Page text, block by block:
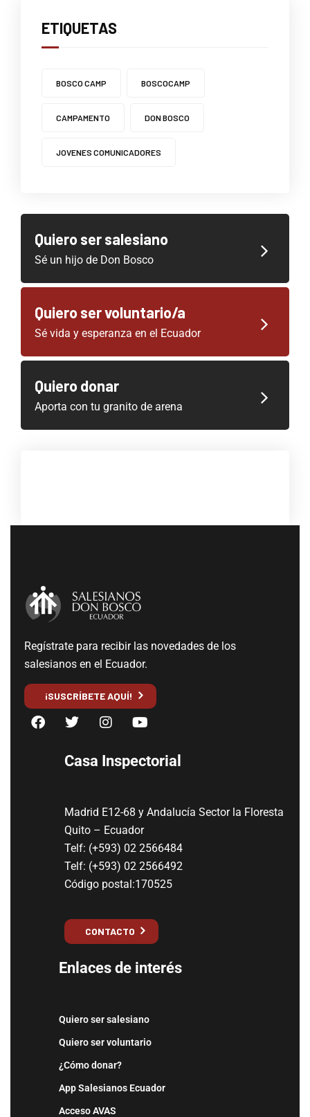
ETIQUETAS
BOSCO CAMP BOSCOCAMP
CAMPAMENTO DON BOSCO
JOVENES COMUNICADORES
Quiero ser salesiano
Sé un hijo de Don Bosco
Quiero ser voluntario/a
Sé vida y esperanza en el Ecuador
Quiero donar
Aporta con tu granito de arena
Regístrate para recibir las novedades de los
salesianos en el Ecuador.
¡SUSCRÍBETE AQUÍ!
Casa Inspectorial
Madrid E12-68 y Andalucía Sector la Floresta
Quito – Ecuador
Telf: (+593) 02 2566484
Telf: (+593) 02 2566492
Código postal:170525
CONTACTO
Enlaces de interés
Quiero ser salesiano
Quiero ser voluntario
¿Cómo donar?
App Salesianos Ecuador
Acceso AVAS